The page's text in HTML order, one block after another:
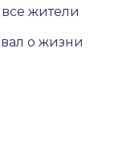
жители
о жизни